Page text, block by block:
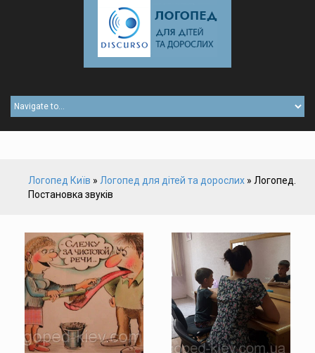
Логопед Київ » Логопед для дітей та дорослих » Логопед.
Постановка звуків